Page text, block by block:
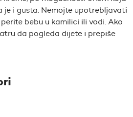
je i gusta. Nemojte upotrebljavati
bebu u kamilici ili vodi. Ako
da pogleda dijete i prepiše